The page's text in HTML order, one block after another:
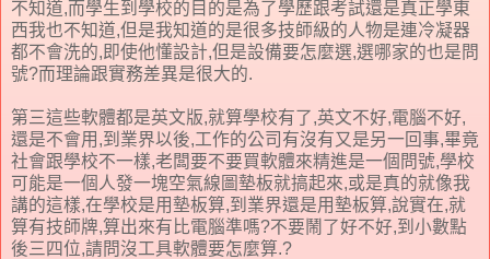
不知道,而學生到學校的目的是為了學歷跟考試還是真正學東
西我也不知道,但是我知道的是很多技師級的人物是連冷凝器
都不會洗的,即使他懂設計,但是設備要怎麼選,選哪家的也是問
號?而理論跟實務差異是很大的.
第三這些軟體都是英文版,就算學校有了,英文不好,電腦不好,
還是不會用,到業界以後,工作的公司有沒有又是另一回事,畢竟
社會跟學校不一樣,老闆要不要買軟體來精進是一個問號,學校
可能是一個人發一塊空氣線圖墊板就搞起來,或是真的就像我
講的這樣,在學校是用墊板算,到業界還是用墊板算,說實在,就
算有技師牌,算出來有比電腦準嗎?不要鬧了好不好,到小數點
後三四位,請問沒工具軟體要怎麼算.?